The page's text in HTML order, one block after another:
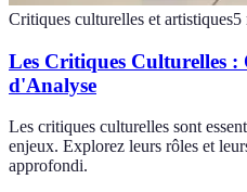
Critiques culturelles et artistiques5
Les Critiques Culturelles :
d'Analyse
Les critiques culturelles sont
enjeux. Explorez leurs rôles et
approfondi.